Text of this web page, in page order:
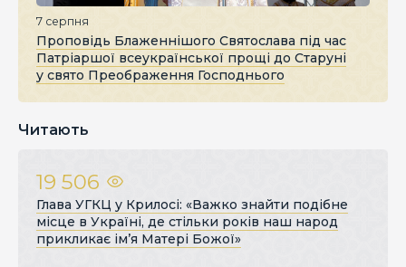
7 серпня
Проповідь Блаженнішого Святослава під час
Патріаршої всеукраїнської прощі до Старуні
у свято Преображення Господнього
Читають
19 506
Глава УГКЦ у Крилосі: «Важко знайти подібне
місце в Україні, де стільки років наш народ
прикликає ім’я Матері Божої»